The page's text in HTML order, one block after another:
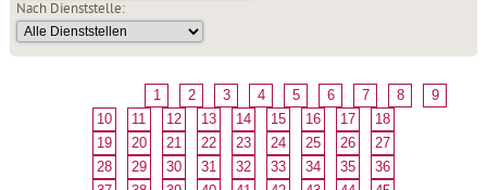
Nach Dienststelle:
1 2 3 4 5 6 7 8
9
10
11 12 13 14 15 16 17
18
19
20 21 22 23 24 25 26
27
28
29 30 31 32 33 34 35
36